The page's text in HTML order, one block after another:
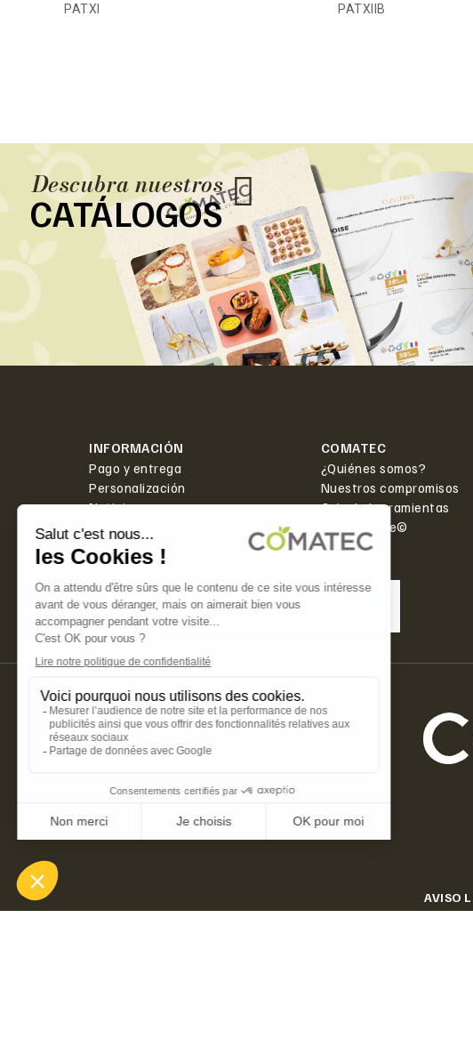
PATXI PATXIIB
Descubra nuestros
CATÁLOGOS
INFORMACIÓN
Pago y entrega
Personalización
Noticias
Contacto
COMATEC
¿Quiénes somos?
Nuestros compromisos
Caja de herramientas
PlanetScore©
AVISO